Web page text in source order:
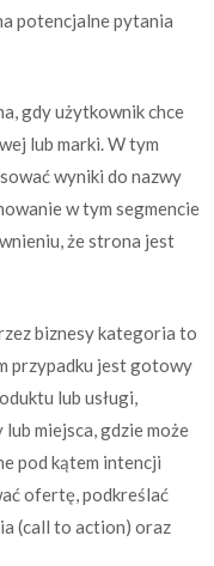
potencjalne pytania
gdy użytkownik chce
lub marki. W tym
wyniki do nazwy
w tym segmencie
że strona jest
biznesy kategoria to
przypadku jest gotowy
lub usługi,
miejsca, gdzie może
pod kątem intencji
ofertę, podkreślać
(call to action) oraz